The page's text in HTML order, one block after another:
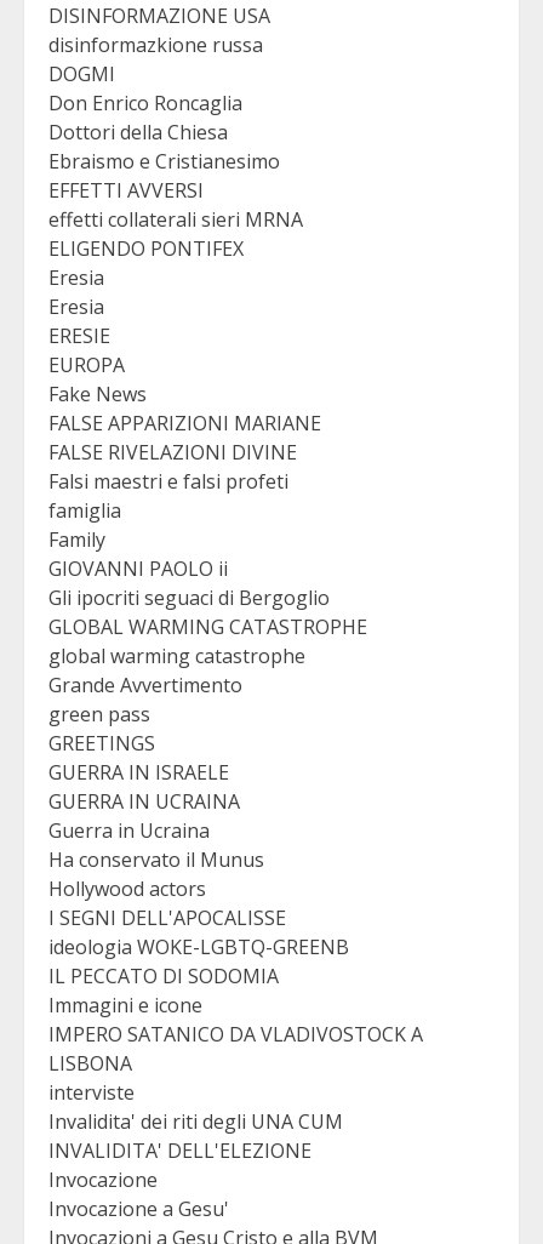
DISINFORMAZIONE USA
disinformazkione russa
DOGMI
Don Enrico Roncaglia
Dottori della Chiesa
Ebraismo e Cristianesimo
EFFETTI AVVERSI
effetti collaterali sieri MRNA
ELIGENDO PONTIFEX
Eresia
Eresia
ERESIE
EUROPA
Fake News
FALSE APPARIZIONI MARIANE
FALSE RIVELAZIONI DIVINE
Falsi maestri e falsi profeti
famiglia
Family
GIOVANNI PAOLO ii
Gli ipocriti seguaci di Bergoglio
GLOBAL WARMING CATASTROPHE
global warming catastrophe
Grande Avvertimento
green pass
GREETINGS
GUERRA IN ISRAELE
GUERRA IN UCRAINA
Guerra in Ucraina
Ha conservato il Munus
Hollywood actors
I SEGNI DELL'APOCALISSE
ideologia WOKE-LGBTQ-GREENB
IL PECCATO DI SODOMIA
Immagini e icone
IMPERO SATANICO DA VLADIVOSTOCK A
LISBONA
interviste
Invalidita' dei riti degli UNA CUM
INVALIDITA' DELL'ELEZIONE
Invocazione
Invocazione a Gesu'
Invocazioni a Gesu Cristo e alla BVM